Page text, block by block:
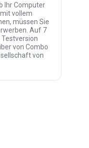
Ihr Computer
vollem
müssen Sie
Auf 7
von Combo
von